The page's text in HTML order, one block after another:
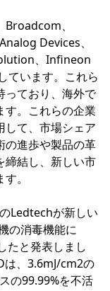
、
Devices、
、Infineon
ています。これら
っており、海外で
す。これらの企業
して、市場シェア
の進歩や製品の革
締結し、新しい市
。
Ledtechが新しい
の消毒機能に
たと発表しまし
は、3.6mJ/cm2の
の99.99%を不活